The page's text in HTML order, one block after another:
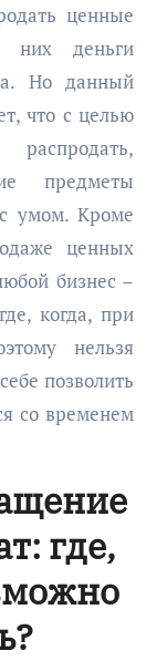
ценные
них деньги
Но данный
что с целью
предметы
умом. Кроме
ценных
бизнес –
когда, при
нельзя
позволить
со временем
где,